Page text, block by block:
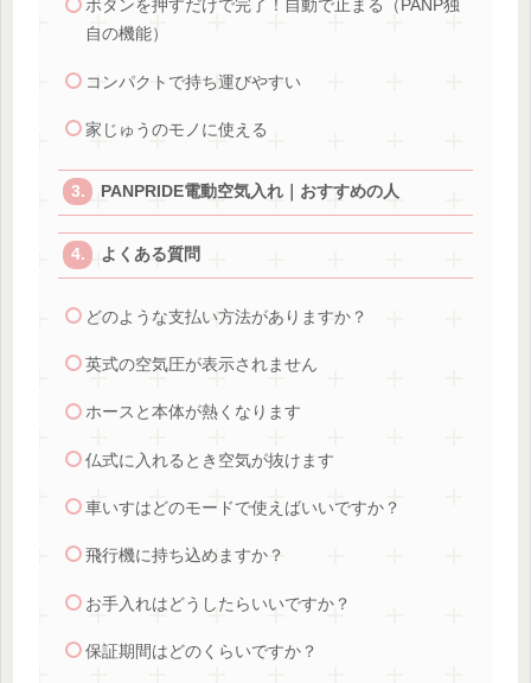
ボタンを押すだけで完了！自動で止まる（PANP独
自の機能）
コンパクトで持ち運びやすい
家じゅうのモノに使える
PANPRIDE電動空気入れ｜おすすめの人
よくある質問
どのような支払い方法がありますか？
英式の空気圧が表示されません
ホースと本体が熱くなります
仏式に入れるとき空気が抜けます
車いすはどのモードで使えばいいですか？
飛行機に持ち込めますか？
お手入れはどうしたらいいですか？
保証期間はどのくらいですか？